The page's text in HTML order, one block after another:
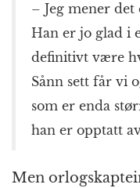
– Jeg mener det
Han er jo glad i
definitivt være
Sånn sett får vi
som er enda
han er opptatt
Men